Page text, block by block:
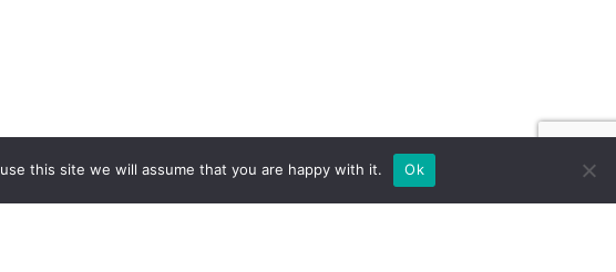
this site we will assume that you are happy with it. Ok